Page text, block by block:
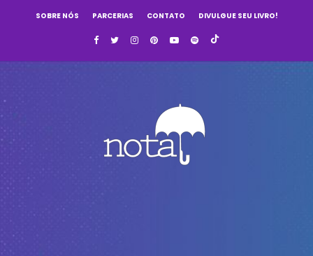
SOBRE NÓS PARCERIAS CONTATO DIVULGUE SEU LIVRO!